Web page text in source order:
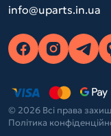
info@uparts.in.ua
© 2026 Всі права
Політика